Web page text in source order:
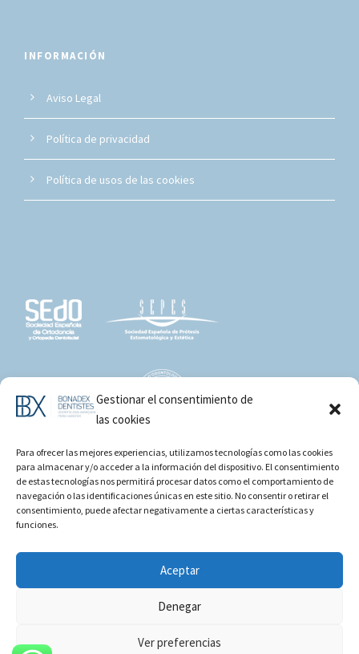
Gestionar el consentimiento de
las cookies
Para ofrecer las mejores experiencias, utilizamos tecnologías como las cookies
para almacenar y/o acceder a la información del dispositivo. El consentimiento
de estas tecnologías nos permitirá procesar datos como el comportamiento de
navegación o las identificaciones únicas en este sitio. No consentir o retirar el
consentimiento, puede afectar negativamente a ciertas características y
funciones.
Aceptar
Denegar
Ver preferencias
INFORMACIÓN
Aviso Legal
Política de privacidad
Política de usos de las cookies
COPYRIGHT © 2018 CLÍNICA DENTAL BARCELONA